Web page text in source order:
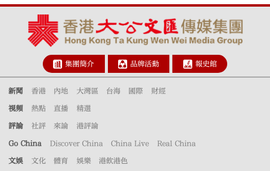
集團簡介 品牌活動 報史館
新聞 香港 內地 大灣區 台海 國際 財經
視頻 熱點 直播 精選
評論 社評 來論 港評論
Go China Discover China China Live Real China
文娛 文化 體育 娛樂 港飲港色